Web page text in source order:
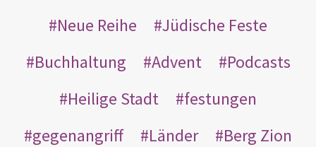
Neue Reihe
Jüdische Feste
Buchhaltung
Advent
Podcasts
Heilige Stadt
festungen
gegenangriff
Länder
Berg Zion